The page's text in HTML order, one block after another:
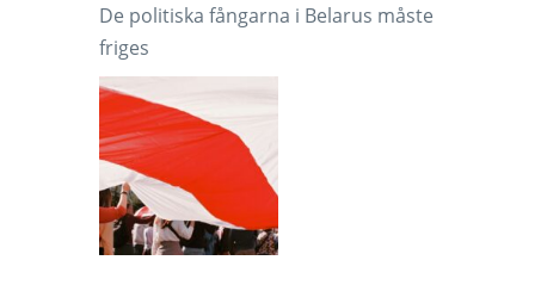
De politiska fångarna i Belarus måste
friges